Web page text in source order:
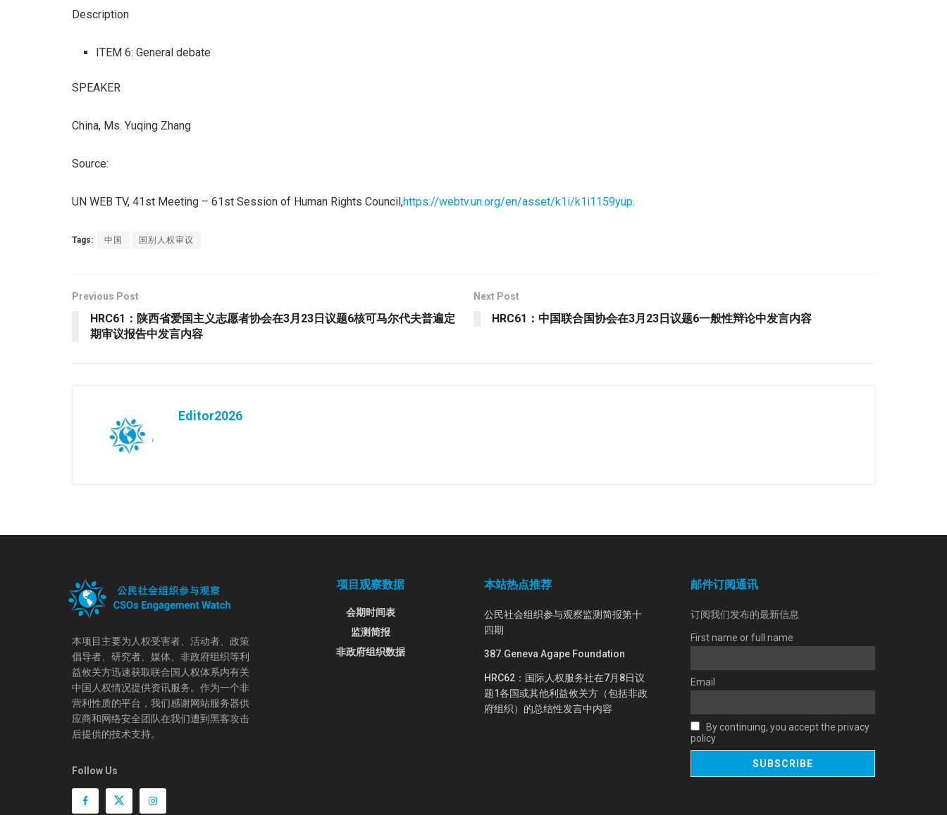
Description
ITEM 6: General debate
SPEAKER
China, Ms. Yuqing Zhang
Source:
UN WEB TV, 41st Meeting – 61st Session of Human Rights Council,https://webtv.un.org/en/asset/k1i/k1i1159yup.
Tags: 中国 国别人权审议
Previous Post
HRC61：陕西省爱国主义志愿者协会在3月23日议题6核可马尔代夫普遍定
期审议报告中发言内容
Next Post
HRC61：中国联合国协会在3月23日议题6一般性辩论中发言内容
Editor2026
本项目主要为人权受害者、活动者、政策
倡导者、研究者、媒体、非政府组织等利
益攸关方迅速获取联合国人权体系内有关
中国人权情况提供资讯服务。作为一个非
营利性质的平台，我们感谢网站服务器供
应商和网络安全团队在我们遭到黑客攻击
后提供的技术支持。
Follow Us
项目观察数据
会期时间表
监测简报
非政府组织数据
本站热点推荐
公民社会组织参与观察监测简报第十
四期
387.Geneva Agape Foundation
HRC62：国际人权服务社在7月8日议
题1各国或其他利益攸关方（包括非政
府组织）的总结性发言中内容
邮件订阅通讯
订阅我们发布的最新信息
First name or full name
Email
By continuing, you accept the privacy
policy